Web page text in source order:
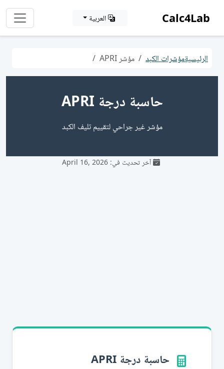
Calc4Lab العربية
الرئيسيةمؤشرات الكبد مؤشر APRI
حاسبة درجة APRI
مؤشر غير جراحي لتقييم تليف الكبد
آخر تحديث في: April 16, 2026
حاسبة درجة APRI